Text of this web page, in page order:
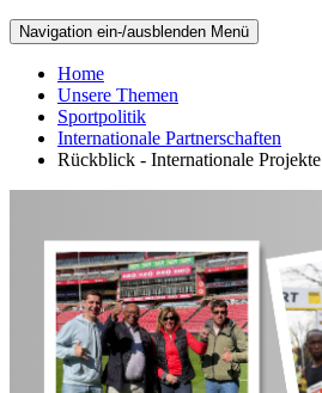
Navigation ein-/ausblenden Menü
Home
Unsere Themen
Sportpolitik
Internationale Partnerschaften
Rückblick - Internationale Projekte